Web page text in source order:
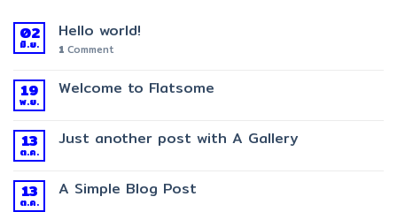
02
มิ.ย.
Hello world!
1 Comment
19
พ.ย.
Welcome to Flatsome
13
ต.ค.
Just another post with A Gallery
13
ต.ค.
A Simple Blog Post